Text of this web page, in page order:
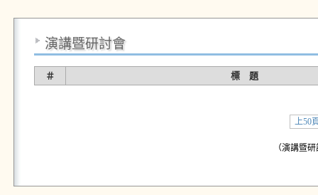
演講暨研討會
＃ 標 題
上50
（演講暨